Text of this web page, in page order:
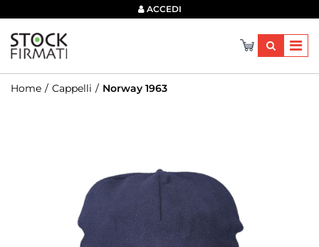
ACCEDI
Home Cappelli Norway 1963